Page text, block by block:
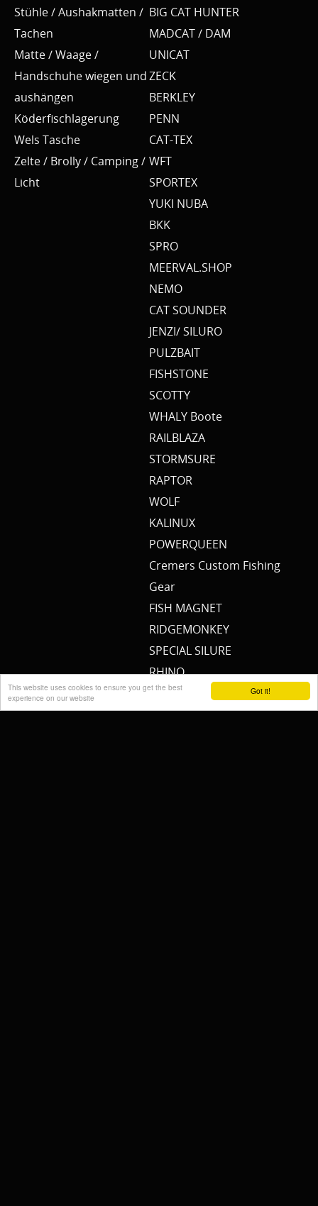
Got it!
This website uses cookies to ensure you get the best
experience on our website
Stühle / Aushakmatten /
Tachen
Matte / Waage /
Handschuhe wiegen und
aushängen
Köderfischlagerung
Wels Tasche
Zelte / Brolly / Camping /
Licht
BIG CAT HUNTER
MADCAT / DAM
UNICAT
ZECK
BERKLEY
PENN
CAT-TEX
WFT
SPORTEX
YUKI NUBA
BKK
SPRO
MEERVAL.SHOP
NEMO
CAT SOUNDER
JENZI/ SILURO
PULZBAIT
FISHSTONE
SCOTTY
WHALY Boote
RAILBLAZA
STORMSURE
RAPTOR
WOLF
KALINUX
POWERQUEEN
Cremers Custom Fishing
Gear
FISH MAGNET
RIDGEMONKEY
SPECIAL SILURE
RHINO
12BB
RIVER2SEA